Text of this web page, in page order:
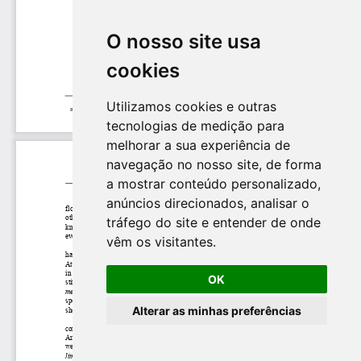
O nosso site usa
cookies
Utilizamos cookies e outras
tecnologias de medição para
melhorar a sua experiência de
navegação no nosso site, de forma
a mostrar conteúdo personalizado,
anúncios direcionados, analisar o
tráfego do site e entender de onde
vêm os visitantes.
OK
Alterar as minhas preferências
O nosso site usa
cookies
Utilizamos cookies e outras
tecnologias de medição para
melhorar a sua experiência de
navegação no nosso site, de forma
a mostrar conteúdo personalizado,
anúncios direcionados, analisar o
tráfego do site e entender de onde
vêm os visitantes.
OK
Alterar as minhas preferências